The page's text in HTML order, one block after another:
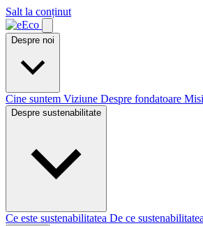
Salt la conținut
Despre noi
Cine suntem Viziune Despre fondatoare
Despre sustenabilitate
Ce este sustenabilitatea De ce sustenabilitatea